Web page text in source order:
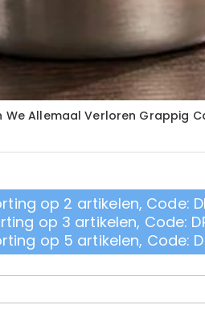
We Allemaal Verloren Grappig
op 2 artikelen, Code:
op 3 artikelen, Code:
op 5 artikelen, Code: